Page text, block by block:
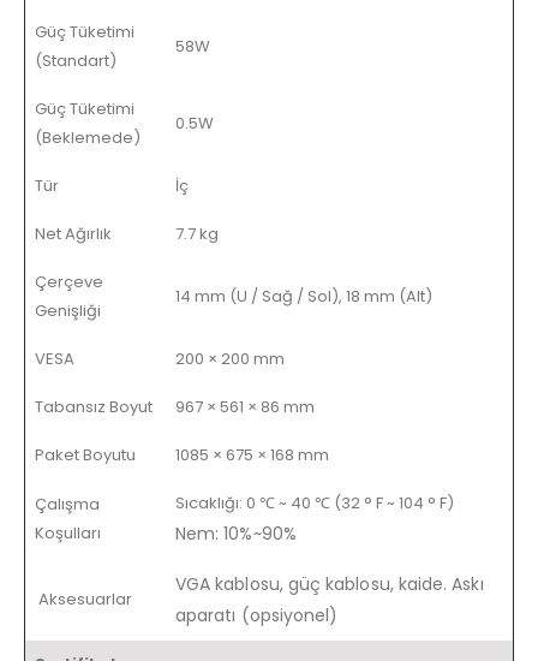
Güç Tüketimi
(Standart)
58W
Güç Tüketimi
(Beklemede)
0.5W
Tür İç
Net Ağırlık 7.7 kg
Çerçeve
Genişliği
14 mm (U / Sağ / Sol), 18 mm (Alt)
VESA 200 × 200 mm
Tabansız Boyut 967 × 561 × 86 mm
Paket Boyutu 1085 × 675 × 168 mm
Çalışma
Koşulları
Sıcaklığı: 0 ℃ ~ 40 ℃ (32 ° F ~ 104 ° F)
Nem: 10%~90%
Aksesuarlar
VGA kablosu, güç kablosu, kaide. Askı
aparatı (opsiyonel)